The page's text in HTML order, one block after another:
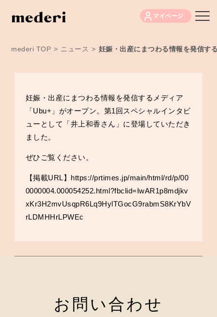
マイページ
mederi TOP > ニュース > 妊娠・出産にまつわる情報を発信す
妊娠・出産にまつわる情報を発信するメディア
「Ubu+」がオープン。第1回スペシャルインタビ
ューとして「井上和香さん」に登場していただき
ました。
ぜひご覧ください。
【掲載URL】 https://prtimes.jp/main/html/rd/p/00
0000004.000054252.html?fbclid=IwAR1p8mdjkv
xKr3H2mvUsqpR6Lq9HylTGocG9rabmS8KrYbV
rLDMHHrLPWEc
お問い合わせ